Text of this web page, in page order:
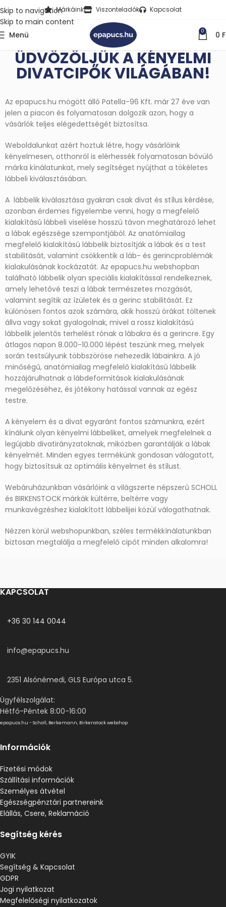
Skip to navigation
Skip to main content
Márkáink Viszonteladók Kapcsolat
Menü 0 0
ÜDVÖZÖLJÜK A KÉNYELMI
DIVATCIPŐK VILÁGÁBAN!
Az epapucs.hu mögött álló Patella-96 Kft. már 27 éve van
jelen a piacon és folyamatosan dolgozik azon, hogy a
vásárlók teljes elégedettségét biztosítsa.
Weboldalunkat azért hoztuk létre, hogy vásárlóink
kényelmesen, otthonról is elérhessék folyamatosan bővülő
márka kínálatunkat, mely segítséget nyújthat a tökéletes
lábbeli kiválasztásában.
A lábbelik kiválasztása gyakran csak divat és stílus kérdése,
azonban érdemes figyelembe venni, hogy a megfelelő
kialakítású lábbeli viselése hosszú távon meghatározó lehet
a lábak egészsége szempontjából. Az anatómiailag
megfelelő kialakítású lábbelik biztosítják a lábak és a test
stabilitását, valamint csökkentik a láb- és gerincproblémák
kialakulásának kockázatát. Az epapucs.hu webshopban
található lábbelik olyan speciális kialakítással rendelkeznek,
amely lehetővé teszi a lábak természetes mozgását,
valamint segítik az ízületek és a gerinc stabilitását. Ez
különösen fontos azok számára, akik hosszú órákat töltenek
állva vagy sokat gyalogolnak, mivel a rossz kialakítású
lábbelik jelentős terhelést rónak a lábakra és a gerincre. Egy
átlagos napon 8.000-10.000 lépést teszünk meg, melyek
során testsúlyunk többszöröse nehezedik lábainkra. A jó
minőségű, anatómiailag megfelelő kialakítású lábbelik
hozzájárulhatnak a lábdeformitások kialakulásának
megelőzéséhez, és jótékony hatással vannak az egész
testre.
A kényelem és a divat egyaránt fontos számunkra, ezért
kínálunk olyan kényelmi lábbeliket, amelyek megfelelnek a
legújabb divatirányzatoknak, miközben garantálják a lábak
kényelmét. Minden egyes termékünk gondosan válogatott,
hogy biztosítsuk az optimális kényelmet és stílust.
Webáruházunkban vásárlóink a világszerte népszerű SCHOLL
és BIRKENSTOCKmárkák kültérre, beltérre vagy
munkavégzéshez kialakított lábbelijei közül válogathatnak.
Nézzen körül webshopunkban, széles termékkínálatunkban
biztosan megtalálja a megfelelő cipőt minden alkalomra!
KAPCSOLAT
+36 30 144 0044
info@epapucs.hu
2351 Alsónémedi, GLS Európa utca 5.
Ügyfélszolgálat:
Hétfő-Péntek 8:00-16:00
epapucs.hu - Scholl, Berkemann, Birkenstock webshop
Információk
Fizetési módok
Szállítási információk
Személyes átvétel
Egészségpénztári partnereink
Elállás, Csere, Reklamáció
Segítség kérés
GYIK
Segítség & Kapcsolat
GDPR
Jogi nyilatkozat
Megfelelőségi nyilatkozatok